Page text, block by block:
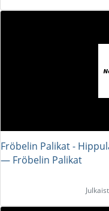
Fröbelin Palikat -
― Fröbelin Palikat